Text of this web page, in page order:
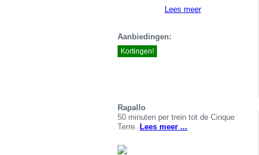
Lees meer
Aanbiedingen:
Kortingen!
Rapallo
50 minuten per trein tot de Cinque
Terre. Lees meer ...